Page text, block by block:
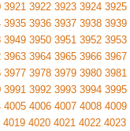
3921 3922 3923 3924 3925
3935 3936 3937 3938 3939
3949 3950 3951 3952 3953
3963 3964 3965 3966 3967
3977 3978 3979 3980 3981
3991 3992 3993 3994 3995
4005 4006 4007 4008 4009
4019 4020 4021 4022 4023